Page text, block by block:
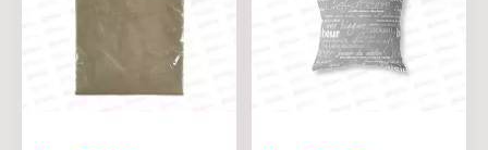
Плотность ткани: 110 г/
Плотность ткани: 110 г/